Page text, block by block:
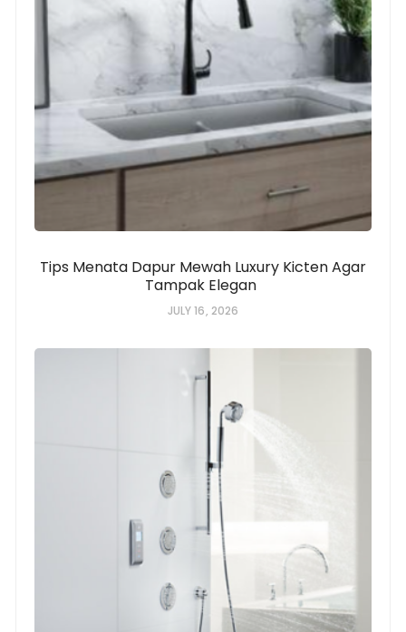
Tips Menata Dapur Mewah Luxury Kicten Agar
Tampak Elegan
JULY 16, 2026